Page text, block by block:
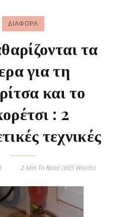
ΔΙΑΦΟΡΑ
τα
για τη
και το
: 2
τεχνικές
2 MinTo Read (605Words)